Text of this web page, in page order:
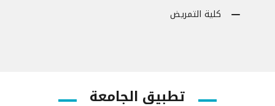
كلية التمريض
تطبيق الجامعة